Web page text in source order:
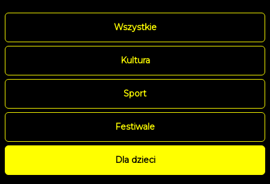
Wszystkie
Kultura
Sport
Festiwale
Dla dzieci